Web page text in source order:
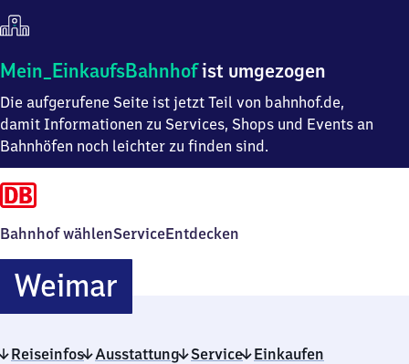
Mein
Einkaufsbahnhof
ist
umgezogen
Mein_EinkaufsBahnhofist umgezogen
Die aufgerufene Seite ist jetzt Teil von bahnhof.de,
damit Informationen zu Services, Shops und Events an
Bahnhöfen noch leichter zu finden sind.
Bahnhof wählenServiceEntdecken
WeimarWeimar
Reiseinfos Ausstattung Service Einkaufen